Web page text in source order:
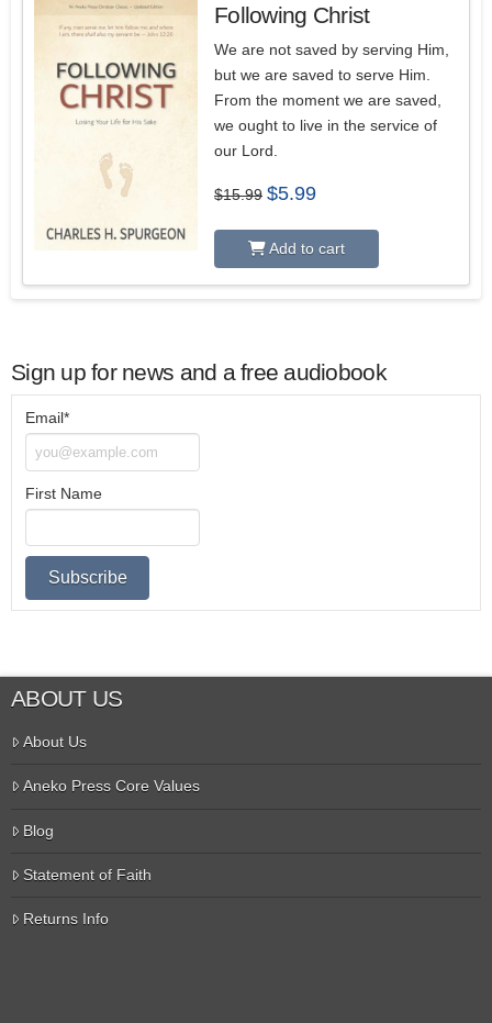
4.50
Following Christ
We are not saved by serving Him,
but we are saved to serve Him.
From the moment we are saved,
we ought to live in the service of
our Lord.
$15.99 Original
price
$5.99Current
Add to cart
Sign up for news and a free audiobook
Email*
First Name
ABOUT US
About Us
Aneko Press Core Values
Blog
Statement of Faith
Returns Info